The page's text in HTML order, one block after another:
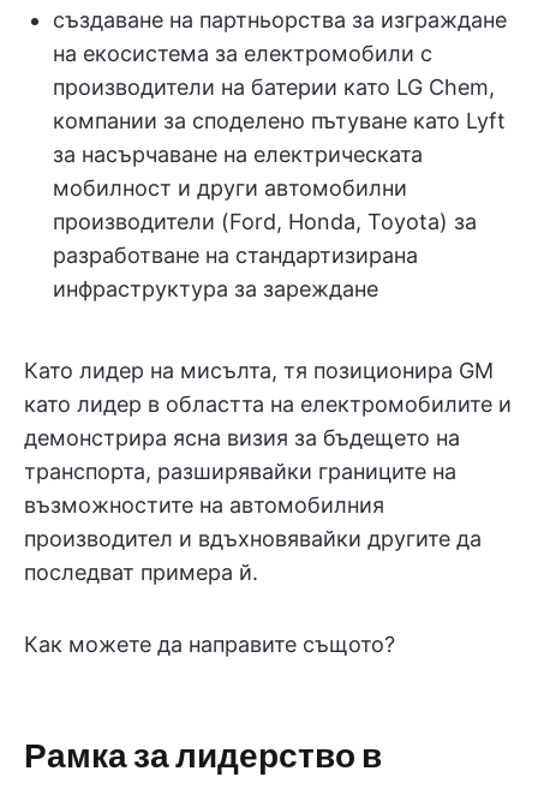
създаване на партньорства за изграждане
на екосистема за електромобили с
производители на батерии като LG Chem,
компании за споделено пътуване като Lyft
за насърчаване на електрическата
мобилност и други автомобилни
производители (Ford, Honda, Toyota) за
разработване на стандартизирана
инфраструктура за зареждане
Като лидер на мисълта, тя позиционира GM
като лидер в областта на електромобилите и
демонстрира ясна визия за бъдещето на
транспорта, разширявайки границите на
възможностите на автомобилния
производител и вдъхновявайки другите да
последват примера й.
Как можете да направите същото?
Рамка за лидерство в